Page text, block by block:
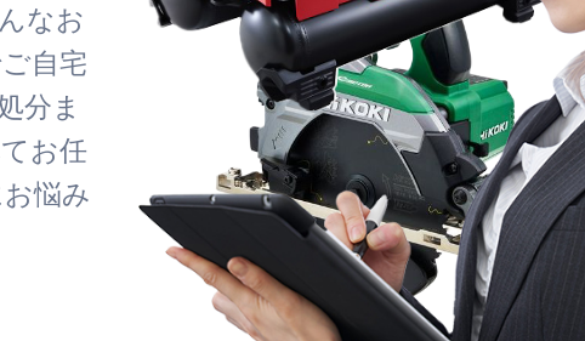
なお
自宅
分ま
お任
悩み